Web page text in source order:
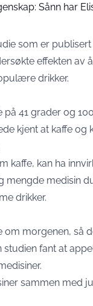
Sånn har
som er
effekten av
drikker.
41 grader og
kjent at kaffe og
kaffe, kan ha
mengde medisin
drikker.
om morgenen, så
fant at
sammen med